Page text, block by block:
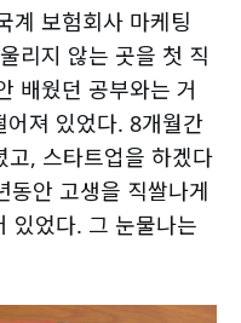
계 보험회사 마케팅
리지 않는 곳을 첫 직
배웠던 공부와는 거
어져 있었다. 8개월간
고, 스타트업을 하겠다
동안 고생을 직쌀나게
있었다. 그 눈물나는